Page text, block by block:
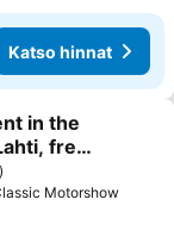
Katso hinnat
in the
free
Motorshow